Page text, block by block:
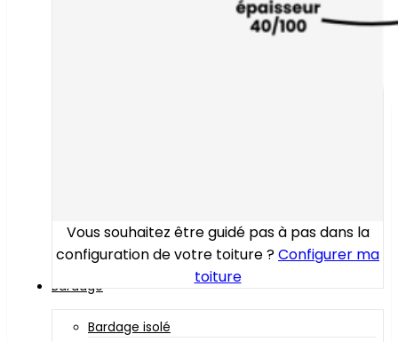
Vous souhaitez être guidé pas à pas dans la
configuration de votre toiture ?Configurer ma
toiture
Bardage
Bardage isolé